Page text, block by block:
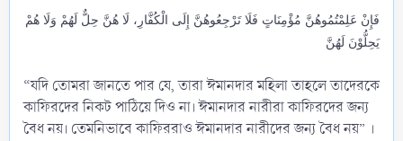
فَإِنْ عَلِمْتُمُوهُنَّ مُؤْمِنَاتٍ فَلَا تَرْجِعُوهُنَّ إِلَى الْكُفَّارِ، لَا هُنَّ حِلٌّ لَهُمْ وَلَا هُمْ
يَحِلُّوْنَ لَهُنَّ
“যদি তোমরা জানতে পার যে, তারা ঈমানদার মহিলা তাহলে তাদেরকে
কাফিরদের নিকট পাঠিয়ে দিও না। ঈমানদার নারীরা কাফিরদের জন্য
বৈধ নয়। তেমনিভাবে কাফিররাও ঈমানদার নারীদের জন্য বৈধ নয়” ।